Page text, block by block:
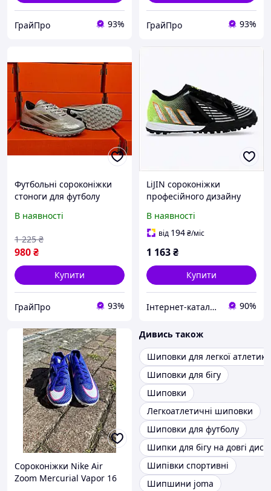
ГрайПро 93% ГрайПро 93%
Футбольні сороконіжки
стоноги для футболу
дітей багатошиповки
сороконіжки Ф-50
В наявності
980₴
1 225 ₴
Купити
ГрайПро 93%
LiJIN сороконіжки
професійного дизайну
В наявності
від 194₴/міс
1 163₴
Купити
Інтернет-каталог знижок Техно ECO 90%
Сороконіжки Nike Air
Zoom Mercurial Vapor 16
Дивись також
Шиповки для легкої атлетики
Шиповки для бігу
Шиповки
Легкоатлетичні шиповки
Шиповки для футболу
Шипки для бігу на довгі
Шипівки спортивні
Шипшини joma